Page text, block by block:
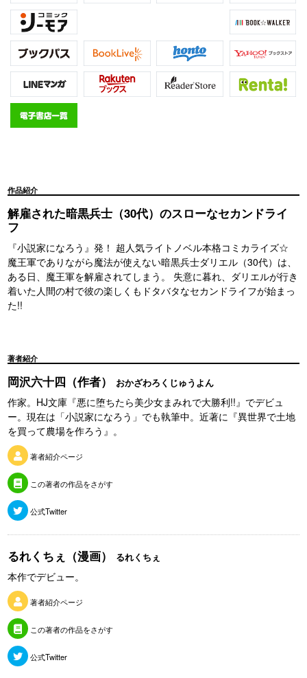
作品紹介
解雇された暗黒兵士（30代）のスローなセカンドライ
フ
『小説家になろう』発！ 超人気ライトノベル本格コミカライズ☆
魔王軍でありながら魔法が使えない暗黒兵士ダリエル（30代）は、
ある日、魔王軍を解雇されてしまう。 失意に暮れ、ダリエルが行き
着いた人間の村で彼の楽しくもドタバタなセカンドライフが始まっ
た!!
著者紹介
岡沢六十四（作者） おかざわろくじゅうよん
作家。HJ文庫『悪に堕ちたら美少女まみれで大勝利!!』でデビュ
ー。現在は「小説家になろう」でも執筆中。近著に『異世界で土地
を買って農場を作ろう』。
著者紹介ページ
この著者の作品をさがす
公式Twitter
るれくちぇ（漫画） るれくちぇ
本作でデビュー。
著者紹介ページ
この著者の作品をさがす
公式Twitter